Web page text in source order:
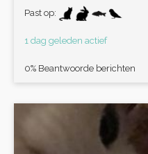
Past op:
1 dag geleden actief
0% Beantwoorde berichten